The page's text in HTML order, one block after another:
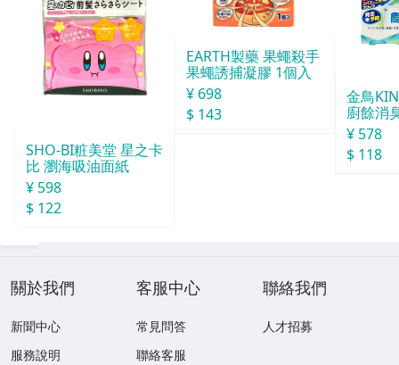
SHO-BI粧美堂 星之卡
比 瀏海吸油面紙
¥ 598
$ 122
EARTH製藥 果蠅殺手
果蠅誘捕凝膠 1個入
¥ 698
$ 143
金鳥
廚餘消
分
¥ 578
$ 118
關於我們
新聞中心
服務說明
客服中心
常見問答
聯絡客服
聯絡我們
人才招募